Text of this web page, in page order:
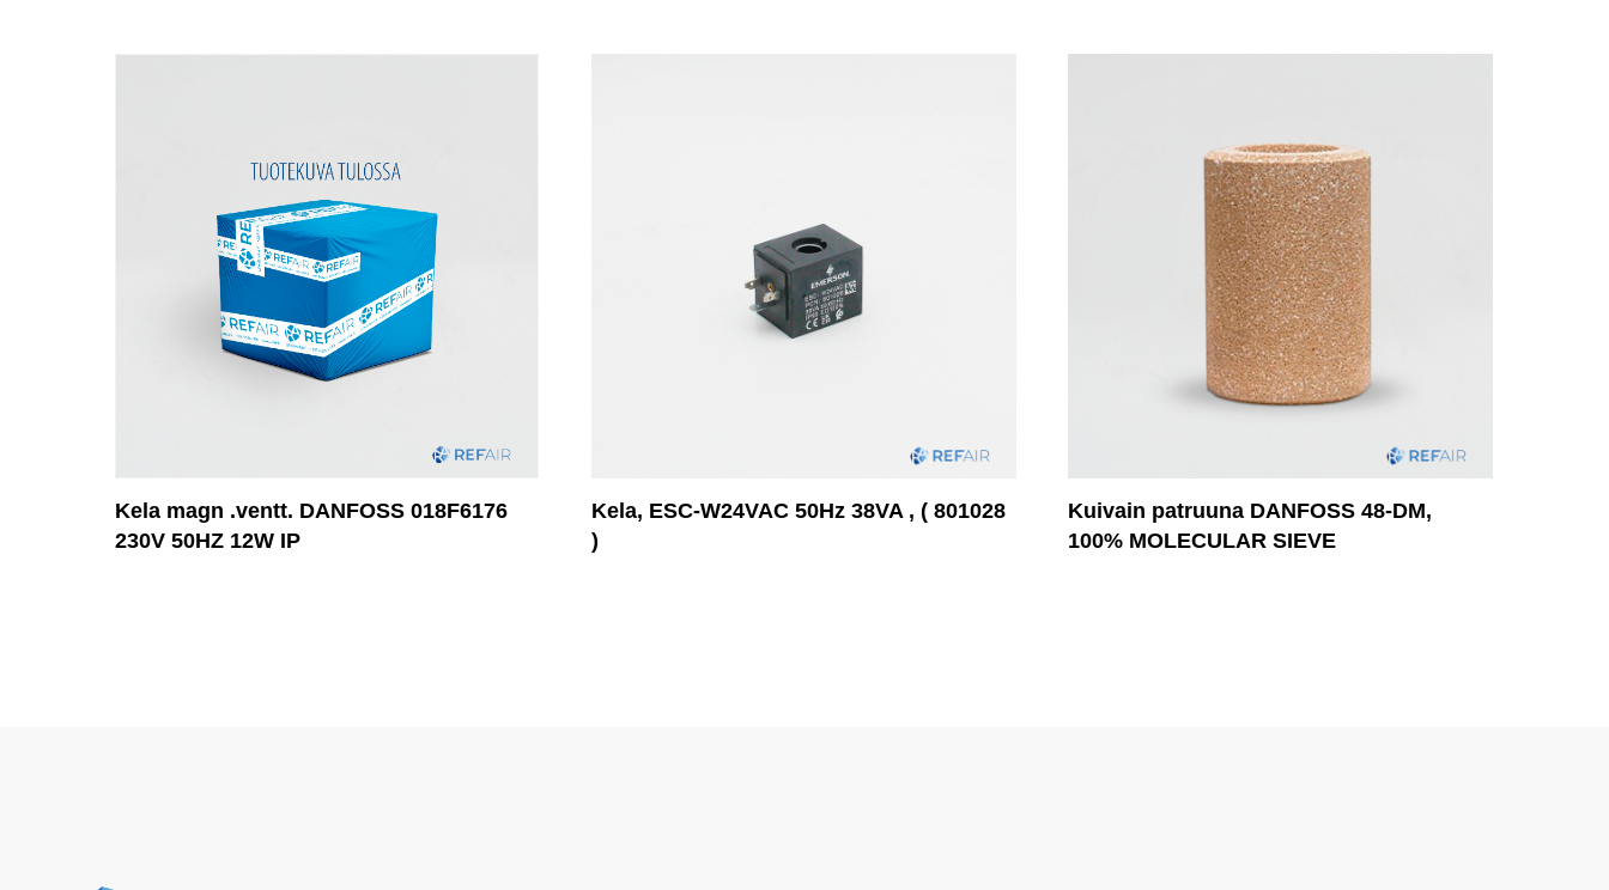
Kela magn .ventt. DANFOSS 018F6176
230V 50HZ 12W IP
Kela, ESC-W24VAC 50Hz 38VA , ( 801028
)
Kuivain patruuna DANFOSS 48-DM,
100% MOLECULAR SIEVE